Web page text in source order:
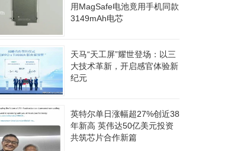
用MagSafe电池竟用手机同款
3149mAh电芯
天马“天工屏”耀世登场：以三
大技术革新，开启感官体验新
纪元
英特尔单日涨幅超27%创近38
年新高 英伟达50亿美元投资
共筑芯片合作新篇